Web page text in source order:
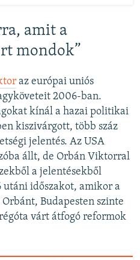
amit a
mondok”
az európai uniós
2006-ban.
kínál a hazai politikai
kiszivárgott, több száz
jelentés. Az USA
állt, de Orbán Viktorral
a jelentésekből
utáni időszakot, amikor a
Budapesten szinte
várt átfogó reformok